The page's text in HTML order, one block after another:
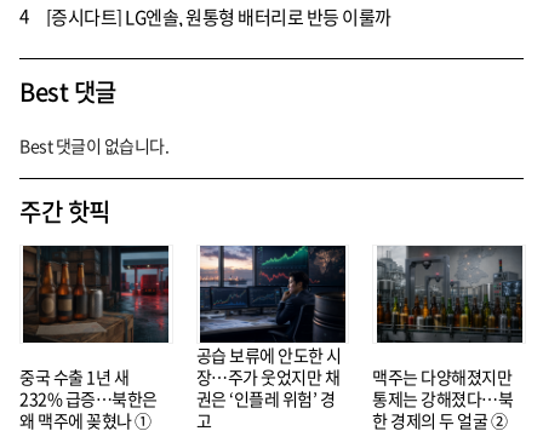
4
[증시다트] LG엔솔, 원통형 배터리로 반등 이룰까
Best 댓글
Best 댓글이 없습니다.
주간 핫픽
중국 수출 1년 새
232% 급증…북한은
왜 맥주에 꽂혔나 ①
공습 보류에 안도한 시
장…주가 웃었지만 채
권은 ‘인플레 위험’ 경
고
맥주는 다양해졌지만
통제는 강해졌다…북
한 경제의 두 얼굴 ②